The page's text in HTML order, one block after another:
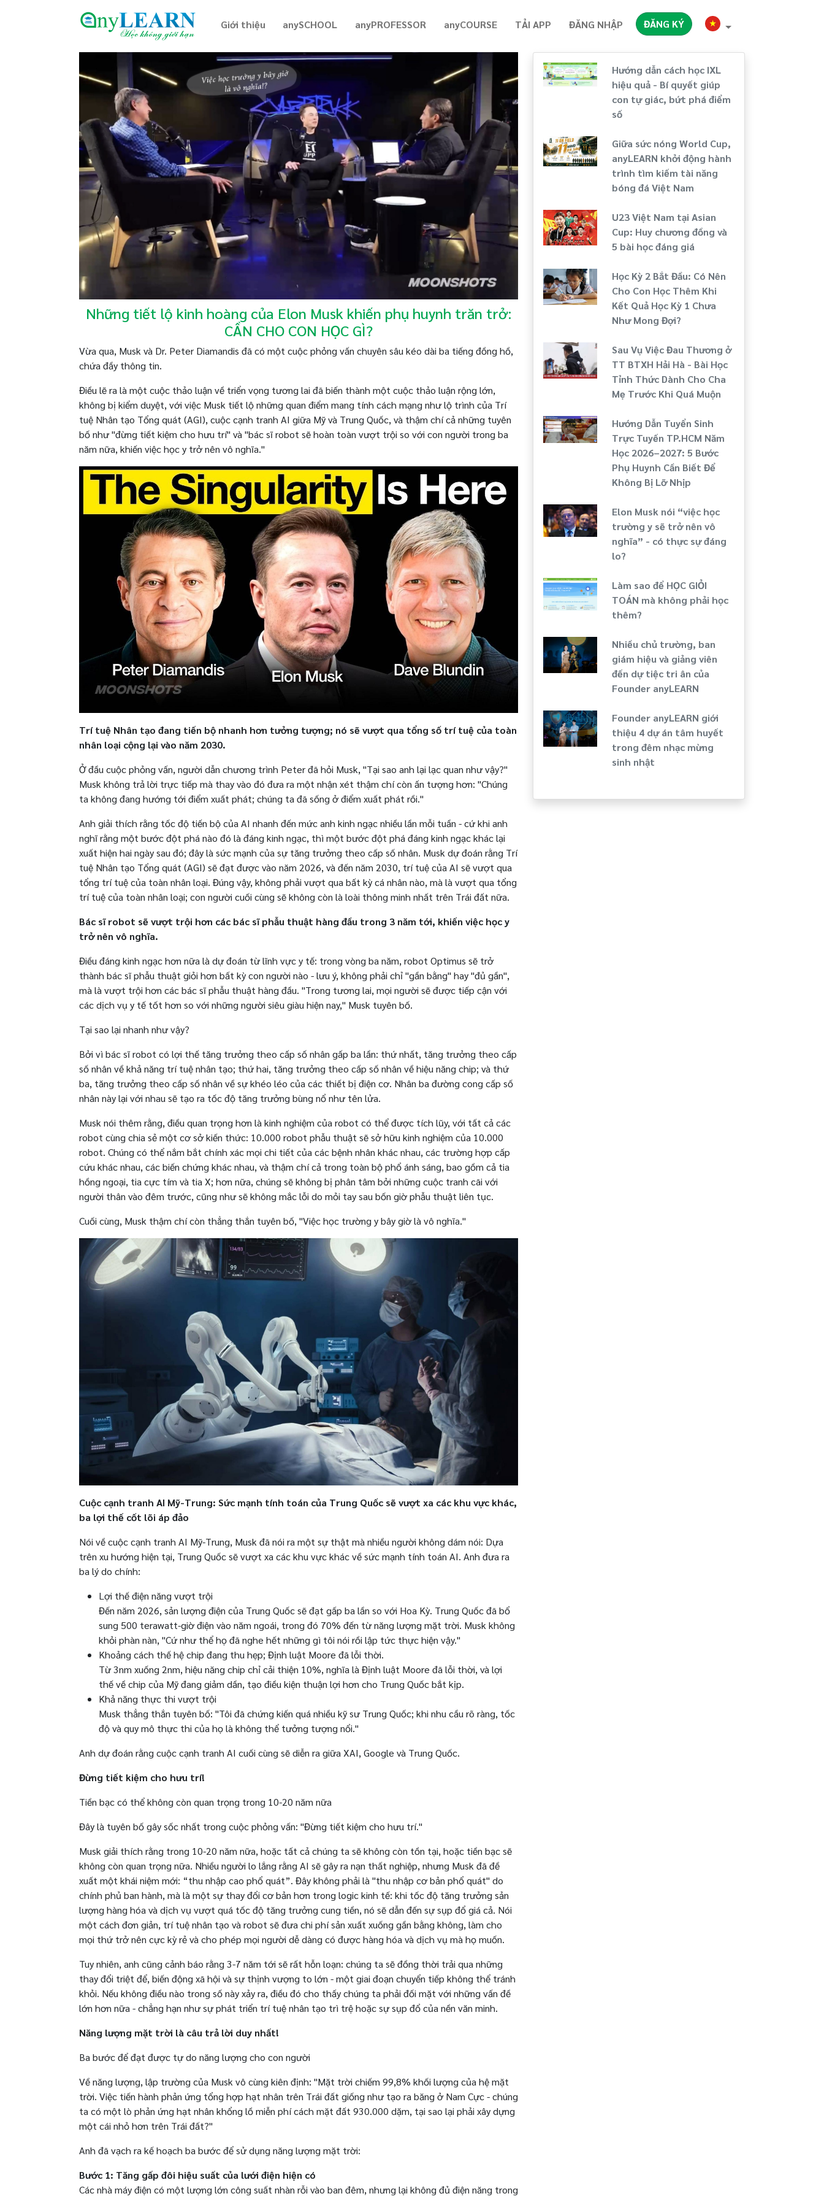
Giới thiệu anySCHOOL anyPROFESSOR anyCOURSE TẢI APP ĐĂNG NHẬP ĐĂNG KÝ
Những tiết lộ kinh hoàng của Elon Musk khiến phụ huynh trăn trở:
CẦN CHO CON HỌC GÌ?
Vừa qua, Musk và Dr. Peter Diamandis đã có một cuộc phỏng vấn chuyên sâu kéo dài ba tiếng đồng hồ,
chứa đầy thông tin.
Điều lẽ ra là một cuộc thảo luận về triển vọng tương lai đã biến thành một cuộc thảo luận rộng lớn,
không bị kiểm duyệt, với việc Musk tiết lộ những quan điểm mang tính cách mạng như lộ trình của Trí
tuệ Nhân tạo Tổng quát (AGI), cuộc cạnh tranh AI giữa Mỹ và Trung Quốc, và thậm chí cả những tuyên
bố như "đừng tiết kiệm cho hưu trí" và "bác sĩ robot sẽ hoàn toàn vượt trội so với con người trong ba
năm nữa, khiến việc học y trở nên vô nghĩa."
Trí tuệ Nhân tạo đang tiến bộ nhanh hơn tưởng tượng; nó sẽ vượt qua tổng số trí tuệ của toàn
nhân loại cộng lại vào năm 2030.
Ở đầu cuộc phỏng vấn, người dẫn chương trình Peter đã hỏi Musk, "Tại sao anh lại lạc quan như vậy?"
Musk không trả lời trực tiếp mà thay vào đó đưa ra một nhận xét thậm chí còn ấn tượng hơn: "Chúng
ta không đang hướng tới điểm xuất phát; chúng ta đã sống ở điểm xuất phát rồi."
Anh giải thích rằng tốc độ tiến bộ của AI nhanh đến mức anh kinh ngạc nhiều lần mỗi tuần - cứ khi anh
nghĩ rằng một bước đột phá nào đó là đáng kinh ngạc, thì một bước đột phá đáng kinh ngạc khác lại
xuất hiện hai ngày sau đó; đây là sức mạnh của sự tăng trưởng theo cấp số nhân. Musk dự đoán rằng Trí
tuệ Nhân tạo Tổng quát (AGI) sẽ đạt được vào năm 2026, và đến năm 2030, trí tuệ của AI sẽ vượt qua
tổng trí tuệ của toàn nhân loại. Đúng vậy, không phải vượt qua bất kỳ cá nhân nào, mà là vượt qua tổng
trí tuệ của toàn nhân loại; con người cuối cùng sẽ không còn là loài thông minh nhất trên Trái đất nữa.
Bác sĩ robot sẽ vượt trội hơn các bác sĩ phẫu thuật hàng đầu trong 3 năm tới, khiến việc học y
trở nên vô nghĩa.
Điều đáng kinh ngạc hơn nữa là dự đoán từ lĩnh vực y tế: trong vòng ba năm, robot Optimus sẽ trở
thành bác sĩ phẫu thuật giỏi hơn bất kỳ con người nào - lưu ý, không phải chỉ "gần bằng" hay "đủ gần",
mà là vượt trội hơn các bác sĩ phẫu thuật hàng đầu. "Trong tương lai, mọi người sẽ được tiếp cận với
các dịch vụ y tế tốt hơn so với những người siêu giàu hiện nay," Musk tuyên bố.
Tại sao lại nhanh như vậy?
Bởi vì bác sĩ robot có lợi thế tăng trưởng theo cấp số nhân gấp ba lần: thứ nhất, tăng trưởng theo cấp
số nhân về khả năng trí tuệ nhân tạo; thứ hai, tăng trưởng theo cấp số nhân về hiệu năng chip; và thứ
ba, tăng trưởng theo cấp số nhân về sự khéo léo của các thiết bị điện cơ. Nhân ba đường cong cấp số
nhân này lại với nhau sẽ tạo ra tốc độ tăng trưởng bùng nổ như tên lửa.
Musk nói thêm rằng, điều quan trọng hơn là kinh nghiệm của robot có thể được tích lũy, với tất cả các
robot cùng chia sẻ một cơ sở kiến ​​thức: 10.000 robot phẫu thuật sẽ sở hữu kinh nghiệm của 10.000
robot. Chúng có thể nắm bắt chính xác mọi chi tiết của các bệnh nhân khác nhau, các trường hợp cấp
cứu khác nhau, các biến chứng khác nhau, và thậm chí cả trong toàn bộ phổ ánh sáng, bao gồm cả tia
hồng ngoại, tia cực tím và tia X; hơn nữa, chúng sẽ không bị phân tâm bởi những cuộc tranh cãi với
người thân vào đêm trước, cũng như sẽ không mắc lỗi do mỏi tay sau bốn giờ phẫu thuật liên tục.
Cuối cùng, Musk thậm chí còn thẳng thắn tuyên bố, "Việc học trường y bây giờ là vô nghĩa."
Cuộc cạnh tranh AI Mỹ-Trung: Sức mạnh tính toán của Trung Quốc sẽ vượt xa các khu vực khác,
ba lợi thế cốt lõi áp đảo
Nói về cuộc cạnh tranh AI Mỹ-Trung, Musk đã nói ra một sự thật mà nhiều người không dám nói: Dựa
trên xu hướng hiện tại, Trung Quốc sẽ vượt xa các khu vực khác về sức mạnh tính toán AI. Anh đưa ra
ba lý do chính:
Lợi thế điện năng vượt trội
Đến năm 2026, sản lượng điện của Trung Quốc sẽ đạt gấp ba lần so với Hoa Kỳ. Trung Quốc đã bổ
sung 500 terawatt-giờ điện vào năm ngoái, trong đó 70% đến từ năng lượng mặt trời. Musk không
khỏi phàn nàn, "Cứ như thể họ đã nghe hết những gì tôi nói rồi lập tức thực hiện vậy."
Khoảng cách thế hệ chip đang thu hẹp; Định luật Moore đã lỗi thời.
Từ 3nm xuống 2nm, hiệu năng chip chỉ cải thiện 10%, nghĩa là Định luật Moore đã lỗi thời, và lợi
thế về chip của Mỹ đang giảm dần, tạo điều kiện thuận lợi hơn cho Trung Quốc bắt kịp.
Khả năng thực thi vượt trội
Musk thẳng thắn tuyên bố: "Tôi đã chứng kiến ​​quá nhiều kỹ sư Trung Quốc; khi nhu cầu rõ ràng, tốc
độ và quy mô thực thi của họ là không thể tưởng tượng nổi."
Anh dự đoán rằng cuộc cạnh tranh AI cuối cùng sẽ diễn ra giữa XAI, Google và Trung Quốc.
Đừng tiết kiệm cho hưu trí!
Tiền bạc có thể không còn quan trọng trong 10-20 năm nữa
Đây là tuyên bố gây sốc nhất trong cuộc phỏng vấn: "Đừng tiết kiệm cho hưu trí."
Musk giải thích rằng trong 10-20 năm nữa, hoặc tất cả chúng ta sẽ không còn tồn tại, hoặc tiền bạc sẽ
không còn quan trọng nữa. Nhiều người lo lắng rằng AI sẽ gây ra nạn thất nghiệp, nhưng Musk đã đề
xuất một khái niệm mới: “thu nhập cao phổ quát”. Đây không phải là "thu nhập cơ bản phổ quát" do
chính phủ ban hành, mà là một sự thay đổi cơ bản hơn trong logic kinh tế: khi tốc độ tăng trưởng sản
lượng hàng hóa và dịch vụ vượt quá tốc độ tăng trưởng cung tiền, nó sẽ dẫn đến sự sụp đổ giá cả. Nói
một cách đơn giản, trí tuệ nhân tạo và robot sẽ đưa chi phí sản xuất xuống gần bằng không, làm cho
mọi thứ trở nên cực kỳ rẻ và cho phép mọi người dễ dàng có được hàng hóa và dịch vụ mà họ muốn.
Tuy nhiên, anh cũng cảnh báo rằng 3-7 năm tới sẽ rất hỗn loạn: chúng ta sẽ đồng thời trải qua những
thay đổi triệt để, biến động xã hội và sự thịnh vượng to lớn - một giai đoạn chuyển tiếp không thể tránh
khỏi. Nếu không điều nào trong số này xảy ra, điều đó cho thấy chúng ta phải đối mặt với những vấn đề
lớn hơn nữa - chẳng hạn như sự phát triển trí tuệ nhân tạo trì trệ hoặc sự sụp đổ của nền văn minh.
Năng lượng mặt trời là câu trả lời duy nhất!
Ba bước để đạt được tự do năng lượng cho con người
Về năng lượng, lập trường của Musk vô cùng kiên định: "Mặt trời chiếm 99,8% khối lượng của hệ mặt
trời. Việc tiến hành phản ứng tổng hợp hạt nhân trên Trái đất giống như tạo ra băng ở Nam Cực - chúng
ta có một lò phản ứng hạt nhân khổng lồ miễn phí cách mặt đất 930.000 dặm, tại sao lại phải xây dựng
một cái nhỏ hơn trên Trái đất?"
Anh đã vạch ra kế hoạch ba bước để sử dụng năng lượng mặt trời:
Bước 1: Tăng gấp đôi hiệu suất của lưới điện hiện có
Các nhà máy điện có một lượng lớn công suất nhàn rỗi vào ban đêm, nhưng lại không đủ điện năng trong
Hướng dẫn cách học IXL
hiệu quả - Bí quyết giúp
con tự giác, bứt phá điểm
số
Giữa sức nóng World Cup,
anyLEARN khởi động hành
trình tìm kiếm tài năng
bóng đá Việt Nam
U23 Việt Nam tại Asian
Cup: Huy chương đồng và
5 bài học đáng giá
Học Kỳ 2 Bắt Đầu: Có Nên
Cho Con Học Thêm Khi
Kết Quả Học Kỳ 1 Chưa
Như Mong Đợi?
Sau Vụ Việc Đau Thương ở
TT BTXH Hải Hà - Bài Học
Tỉnh Thức Dành Cho Cha
Mẹ Trước Khi Quá Muộn
Hướng Dẫn Tuyển Sinh
Trực Tuyến TP.HCM Năm
Học 2026–2027: 5 Bước
Phụ Huynh Cần Biết Để
Không Bị Lỡ Nhịp
Elon Musk nói “việc học
trường y sẽ trở nên vô
nghĩa” - có thực sự đáng
lo?
Làm sao để HỌC GIỎI
TOÁN mà không phải học
thêm?
Nhiều chủ trường, ban
giám hiệu và giảng viên
đến dự tiệc tri ân của
Founder anyLEARN
Founder anyLEARN giới
thiệu 4 dự án tâm huyết
trong đêm nhạc mừng
sinh nhật